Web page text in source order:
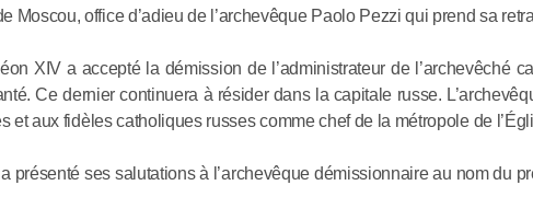
Moscou, office d’adieu de l’archevêque Paolo Pezzi qui prend sa
XIV a accepté la démission de l’administrateur de l’archevêché
Ce dernier continuera à résider dans la capitale russe.
et aux fidèles catholiques russes comme chef de la métropole de
a présenté ses salutations à l’archevêque démissionnaire au nom du